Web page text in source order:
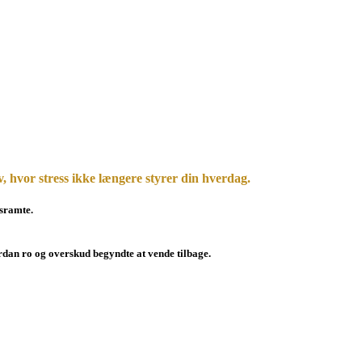
hvor stress ikke længere styrer din hverdag.
ro og overskud begyndte at vende tilbage.